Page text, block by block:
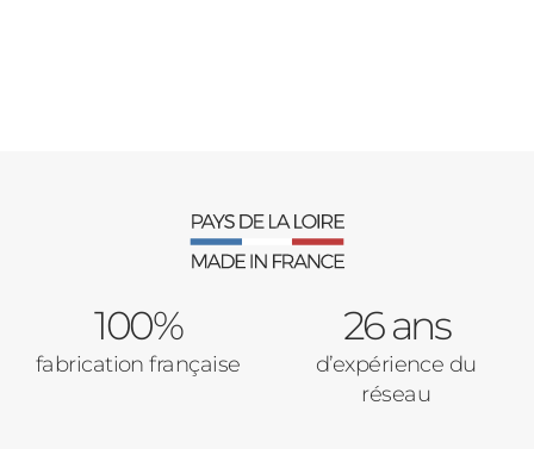
Portail
Code Postal des travaux
100%
fabrication française
26 ans
d’expérience du
réseau